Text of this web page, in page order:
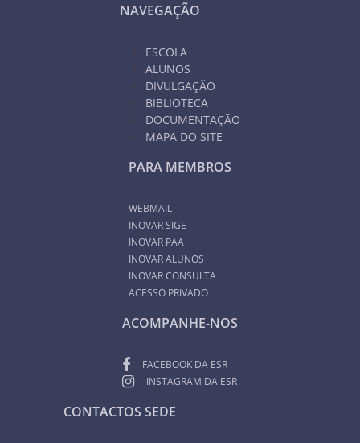
NAVEGAÇÃO
ESCOLA
ALUNOS
DIVULGAÇÃO
BIBLIOTECA
DOCUMENTAÇÃO
MAPA DO SITE
PARA MEMBROS
WEBMAIL
INOVAR SIGE
INOVAR PAA
INOVAR ALUNOS
INOVAR CONSULTA
ACESSO PRIVADO
ACOMPANHE-NOS
FACEBOOK DA ESR
INSTAGRAM DA ESR
CONTACTOS SEDE